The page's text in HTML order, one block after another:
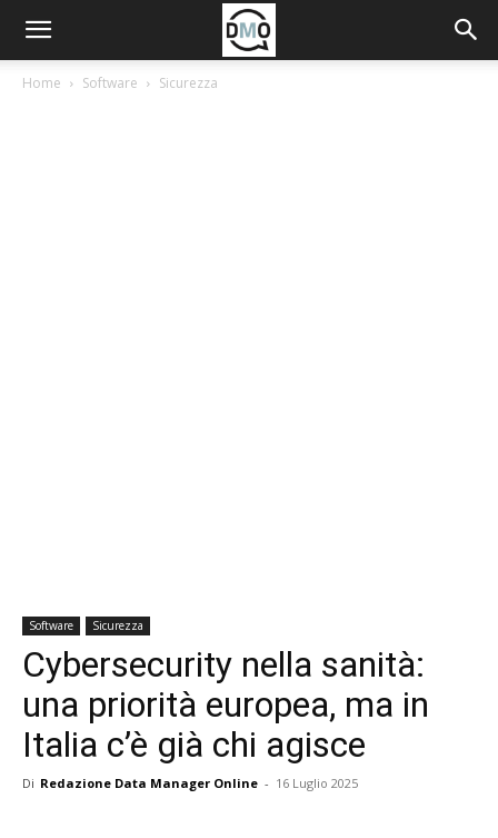
Home Software Sicurezza
Software Sicurezza
Cybersecurity nella sanità:
una priorità europea, ma in
Italia c’è già chi agisce
Di Redazione Data Manager Online - 16 Luglio 2025